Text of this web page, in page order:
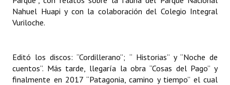
Nahuel Huapi y con la colaboración del Colegio Integral
Vuriloche.
Editó los discos: “Cordillerano”; “ Historias” y “Noche de
cuentos”. Más tarde, llegaría la obra “Cosas del Pago” y
finalmente en 2017 “Patagonia, camino y tiempo” el cual